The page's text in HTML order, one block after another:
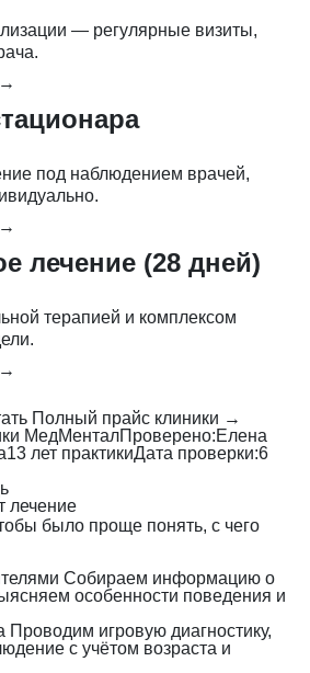
— регулярные визиты,
под наблюдением врачей,
лечение (28 дней)
терапией и комплексом
Полный прайс клиники →
МедМенталПроверено:Елена
13 лет практикиДата проверки:6
лечение
было проще понять, с чего
Собираем информацию о
особенности поведения и
Проводим игровую диагностику,
с учётом возраста и